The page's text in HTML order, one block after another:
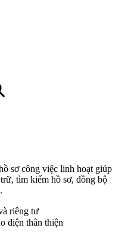
sơ công việc linh hoạt giúp
tìm kiếm hồ sơ, đồng bộ
riêng tư
diện thân thiện